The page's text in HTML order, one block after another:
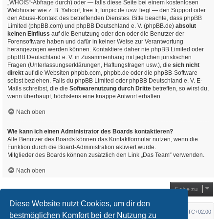
Diese Website nutzt Cookies, um dir den
bestmöglichen Komfort bei der Nutzung zu
„WHOIS“-Abfrage durch) oder — falls diese Seite bei einem kostenlosen
Webhoster wie z. B. Yahoo!, free.fr, funpic.de usw. liegt — den Support oder
den Abuse-Kontakt des betreffenden Dienstes. Bitte beachte, dass phpBB
Limited (phpBB.com) und phpBB Deutschland e. V. (phpBB.de) absolut
keinen Einfluss auf die Benutzung oder den oder die Benutzer der
Forensoftware haben und dafür in keiner Weise zur Verantwortung
herangezogen werden können. Kontaktiere daher nie phpBB Limited oder
phpBB Deutschland e. V. in Zusammenhang mit jeglichen juristischen
Fragen (Unterlassungserklärungen, Haftungsfragen usw.), die sich nicht
direkt auf die Websiten phpbb.com, phpbb.de oder die phpBB-Software
selbst beziehen. Falls du phpBB Limited oder phpBB Deutschland e. V. E-
Mails schreibst, die die Softwarenutzung durch Dritte betreffen, so wirst du,
wenn überhaupt, höchstens eine knappe Antwort erhalten.
Nach oben
Wie kann ich einen Administrator des Boards kontaktieren?
Alle Benutzer des Boards können das Kontaktformular nutzen, wenn die
Funktion durch die Board-Administration aktiviert wurde.
Mitglieder des Boards können zusätzlich den Link „Das Team“ verwenden.
Nach oben
Gehe zu
Startseite Foren-Übersicht UTC+02:00